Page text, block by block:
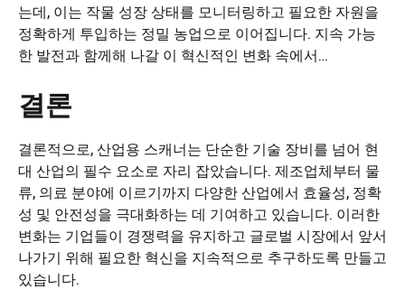
는데, 이는 작물 성장 상태를 모니터링하고 필요한 자원을
정확하게 투입하는 정밀 농업으로 이어집니다. 지속 가능
한 발전과 함께해 나갈 이 혁신적인 변화 속에서…
결론
결론적으로, 산업용 스캐너는 단순한 기술 장비를 넘어 현
대 산업의 필수 요소로 자리 잡았습니다. 제조업체부터 물
류, 의료 분야에 이르기까지 다양한 산업에서 효율성, 정확
성 및 안전성을 극대화하는 데 기여하고 있습니다. 이러한
변화는 기업들이 경쟁력을 유지하고 글로벌 시장에서 앞서
나가기 위해 필요한 혁신을 지속적으로 추구하도록 만들고
있습니다.